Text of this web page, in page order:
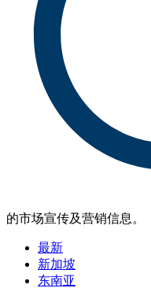
的市场宣传及营销信息。
最新
新加坡
东南亚